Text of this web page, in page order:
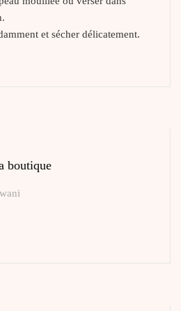
et sécher délicatement.
boutique